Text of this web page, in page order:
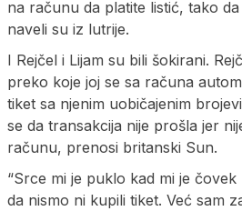
na računu da platite listić, tako
naveli su iz lutrije.
I Rejčel i Lijam su bili šokirani.
preko koje joj se sa računa
tiket sa njenim uobičajenim
se da transakcija nije prošla jer
računu, prenosi britanski Sun.
“Srce mi je puklo kad mi je
da nismo ni kupili tiket. Već sam